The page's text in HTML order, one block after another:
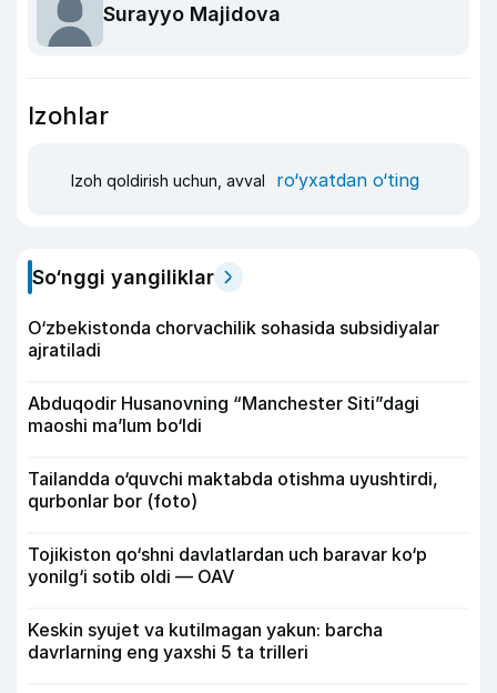
Surayyo Majidova
Izohlar
Izoh qoldirish uchun, avval ro‘yxatdan o‘ting
So‘nggi yangiliklar
O‘zbekistonda chorvachilik sohasida subsidiyalar
ajratiladi
Abduqodir Husanovning “Manchester Siti”dagi
maoshi ma’lum bo‘ldi
Tailandda o‘quvchi maktabda otishma uyushtirdi,
qurbonlar bor (foto)
Tojikiston qo‘shni davlatlardan uch baravar ko‘p
yonilg‘i sotib oldi — OAV
Keskin syujet va kutilmagan yakun: barcha
davrlarning eng yaxshi 5 ta trilleri